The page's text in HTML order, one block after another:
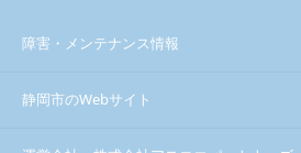
障害・メンテナンス情報
静岡市のWebサイト